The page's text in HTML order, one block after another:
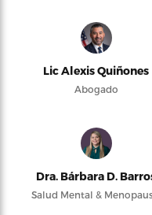
Lic Alexis Quiñones
Abogado
Dra. Bárbara D.
Salud Mental &